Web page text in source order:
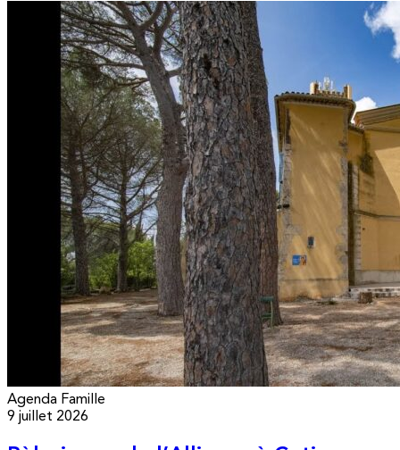
Agenda Famille
9 juillet 2026